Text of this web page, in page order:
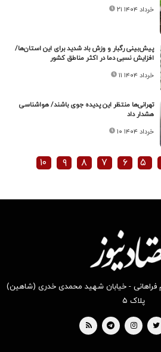
۲۱ خرداد ۱۴۰۴
پیش‌بینی رگبار و وزش باد شدید برای این استان‌ها/
افزایش نسبی دما در اکثر مناطق کشور
۱۱ خرداد ۱۴۰۴
تهرانی‌ها منتظر این پدیده جوی باشند/ هواشناسی
هشدار داد
۱۰ خرداد ۱۴۰۴
۵ ۶ ۷ ۸ ۹ ۱۰
فراهانی - خیابان شهید محمدی خدری (شاهین)
پلاک ۵